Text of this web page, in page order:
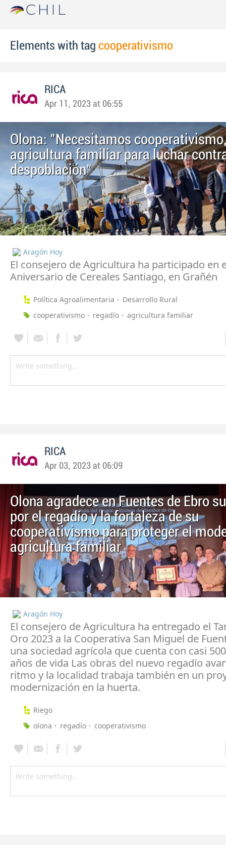
Elements with tag cooperativismo
RICA
Apr 11, 2023 at 06:55
Olona: "Necesitamos
agricultura familiar para luchar
despoblación"
Aragón Hoy
El consejero de Agricultura ha participado en
Aniversario de Cereales Santiago, en Grañén
Política Agroalimentaria
Desarrollo Rural
cooperativismo
regadío agricultura familiar
RICA
Apr 03, 2023 at 06:09
Olona agradece en Fuentes de Ebro
por el regadío y la fortaleza de su
cooperativismo para proteger el
agricultura familiar
Aragón Hoy
El consejero de Agricultura ha entregado el
Oro 2023 a la Cooperativa San Miguel de
una sociedad agrícola que cuenta con casi
años de vida Las obras del nuevo regadío
ritmo y la localidad trabaja también en un
modernización en la huerta.
Riego
olona
regadío cooperativismo